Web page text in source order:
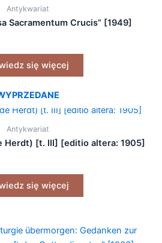
Antykwariat
Sacramentum Crucis” [1949]
się więcej
Antykwariat
Herdt) [t. III] [editio altera: 1905]
się więcej